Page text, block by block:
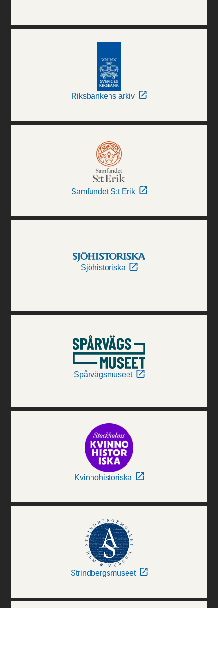
Riksbankens arkiv
Samfundet S:t Erik
Sjöhistoriska
Spårvägsmuseet
Kvinnohistoriska
Strindbergsmuseet